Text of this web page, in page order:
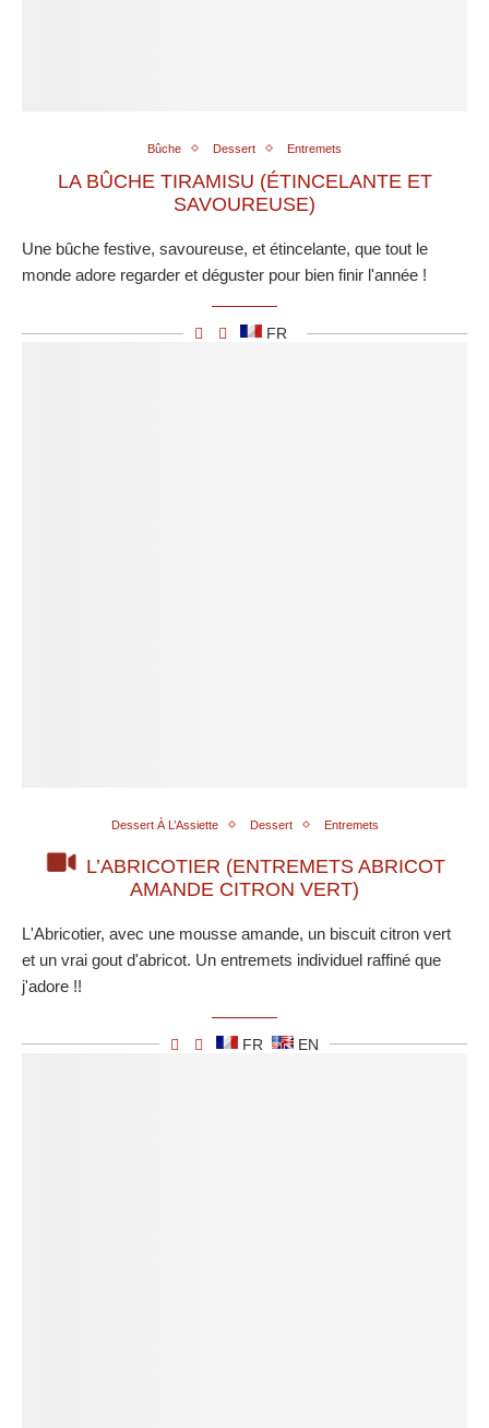
Bûche Dessert Entremets
LA BÛCHE TIRAMISU (ÉTINCELANTE ET
SAVOUREUSE)
Une bûche festive, savoureuse, et étincelante, que tout le
monde adore regarder et déguster pour bien finir l'année !
FR
Dessert À L’Assiette Dessert Entremets
L’ABRICOTIER (ENTREMETS ABRICOT
AMANDE CITRON VERT)
L'Abricotier, avec une mousse amande, un biscuit citron vert
et un vrai gout d'abricot. Un entremets individuel raffiné que
j'adore !!
FR EN